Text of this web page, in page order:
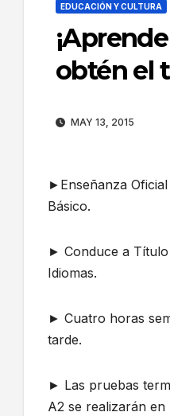
EDUCACIÓN Y CULTURA
obtén el
MAY 13, 2015
►Enseñanza
Básico.
► Conduce a Título
Idiomas.
► Cuatro horas
tarde.
► Las pruebas
A2 se realizarán